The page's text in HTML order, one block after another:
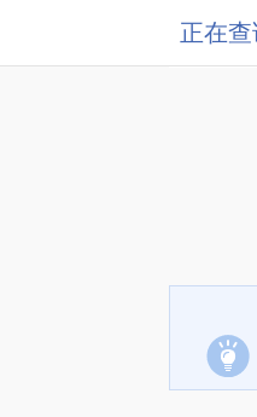
正在查